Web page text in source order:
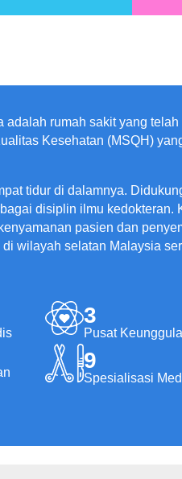
rumah sakit yang
Kesehatan (MSQH)
tidur di dalamnya.
disiplin ilmu kedokteran.
pasien dan
wilayah selatan Malaysia
3
Pusat
9
Spesialisasi